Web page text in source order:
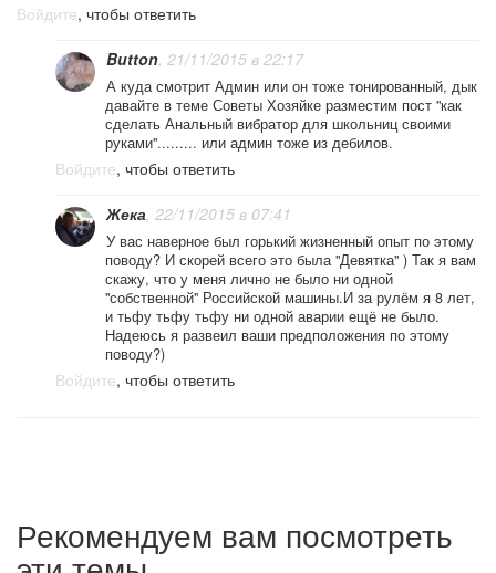
Войдите, чтобы ответить
Button, 21/11/2015 в 22:17
А куда смотрит Админ или он тоже тонированный, дык
давайте в теме Советы Хозяйке разместим пост "как
сделать Анальный вибратор для школьниц своими
руками"......... или админ тоже из дебилов.
Войдите, чтобы ответить
Жека, 22/11/2015 в 07:41
У вас наверное был горький жизненный опыт по этому
поводу? И скорей всего это была "Девятка" ) Так я вам
скажу, что у меня лично не было ни одной
"собственной" Российской машины.И за рулём я 8 лет,
и тьфу тьфу тьфу ни одной аварии ещё не было.
Надеюсь я развеил ваши предположения по этому
поводу?)
Войдите, чтобы ответить
Рекомендуем вам посмотреть